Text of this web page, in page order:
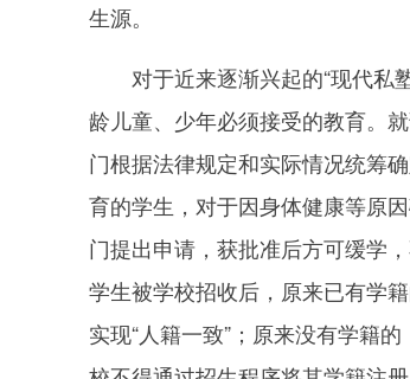
生源。
对于近来逐渐兴起的“现代私
龄儿童、少年必须接受的教育。
门根据法律规定和实际情况统筹
育的学生，对于因身体健康等原
门提出申请，获批准后方可缓学
学生被学校招收后，原来已有学
实现“人籍一致”；原来没有学籍